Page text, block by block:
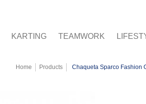
KARTING TEAMWORK
Home Products Chaqueta Sparco Fashion